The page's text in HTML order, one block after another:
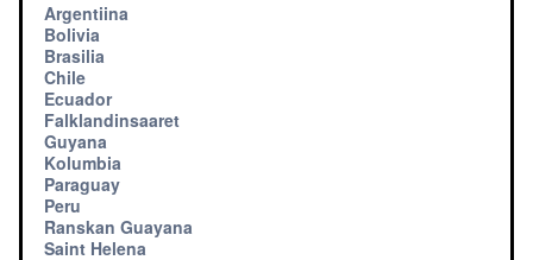
Argentiina
Bolivia
Brasilia
Chile
Ecuador
Falklandinsaaret
Guyana
Kolumbia
Paraguay
Peru
Ranskan Guayana
Saint Helena